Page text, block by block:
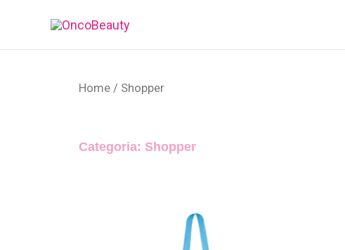
contenuto
Home / Shopper
Categoria: Shopper